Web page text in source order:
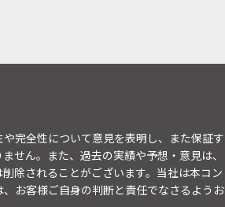
完全性について意見を表明し、また保証す
せん。また、過去の実績や予想・意見は、
除されることがございます。当社は本コン
お客様ご自身の判断と責任でなさるようお